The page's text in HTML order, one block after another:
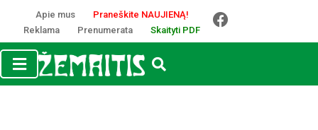
Apie mus
Praneškite NAUJIENĄ!
Reklama
Prenumerata Skaityti PDF